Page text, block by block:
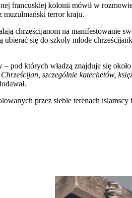
francuskiej kolonii mówił w
terror kraju.
chrześcijanom na manifestowanie
ubierać się do szkoły młode
pod których władzą znajduje się
szczególnie katechetów,
przez siebie terenach